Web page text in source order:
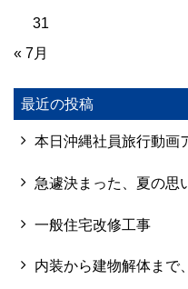
31
« 7月
最近の投稿
本日沖縄社員旅行動画
急遽決まった、夏の思
一般住宅改修工事
内装から建物解体まで